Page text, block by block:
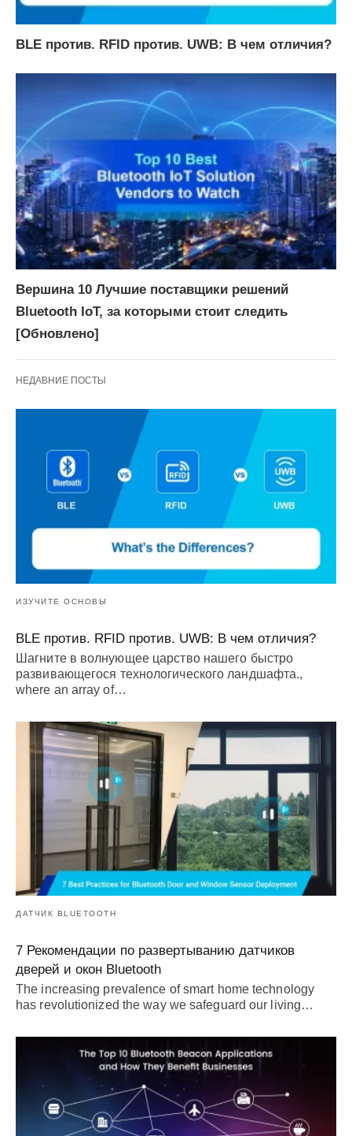
BLE против. RFID против. UWB: В чем отличия?
Вершина 10 Лучшие поставщики решений
Bluetooth IoT, за которыми стоит следить
[Обновлено]
НЕДАВНИЕ ПОСТЫ
ИЗУЧИТЕ ОСНОВЫ
BLE против. RFID против. UWB: В чем отличия?
Шагните в волнующее царство нашего быстро
развивающегося технологического ландшафта.,
where an array of…
ДАТЧИК BLUETOOTH
7 Рекомендации по развертыванию датчиков
дверей и окон Bluetooth
The increasing prevalence of smart home technology
has revolutionized the way we safeguard our living…